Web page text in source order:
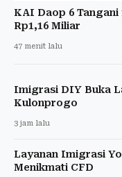
KAI Daop 6 Tangani
Rp1,16 Miliar
47 menit lalu
Imigrasi DIY Buka
Kulonprogo
3 jam lalu
Layanan Imigrasi
Menikmati CFD